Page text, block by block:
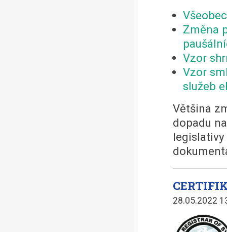
Změna
Vzor
Vzor
služeb
Většina
dopadu
28.05.2022